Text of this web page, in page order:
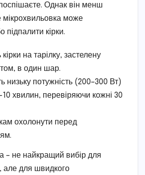
Однак він менш
мікрохвильовка може
підпалити кірки.
кірки на тарілку, застелену
в один шар.
низьку потужність (200–300 Вт)
хвилин, перевіряючи кожні 30
охолонути перед
– не найкращий вибір для
але для швидкого